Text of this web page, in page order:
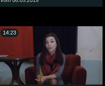
14:23